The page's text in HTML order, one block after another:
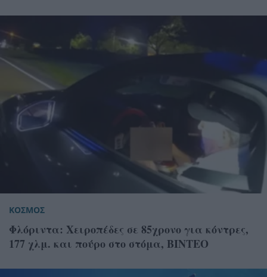
ΚΟΣΜΟΣ
Φλόριντα: Χειροπέδες σε 85χρονο για κόντρες,
177 χλμ. και πούρο στο στόμα, ΒΙΝΤΕΟ